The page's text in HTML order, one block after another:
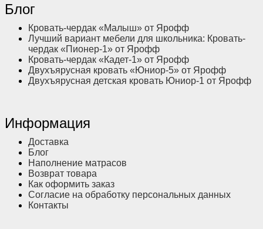
Блог
Кровать-чердак «Малыш» от Ярофф
Лучший вариант мебели для школьника: Кровать-
чердак «Пионер-1» от Ярофф
Кровать-чердак «Кадет-1» от Ярофф
Двухъярусная кровать «Юниор-5» от Ярофф
Двухъярусная детская кровать Юниор-1 от Ярофф
Информация
Доставка
Блог
Наполнение матрасов
Возврат товара
Как оформить заказ
Согласие на обработку персональных данных
Контакты